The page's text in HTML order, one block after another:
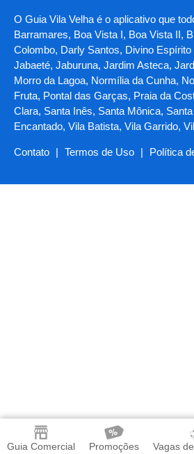
Guia Comercial Promoções Vagas
O Guia Vila Velha é o aplicativo que
Barramares, Boa Vista I, Boa Vista II,
Colombo, Darly Santos, Divino
Jabaeté, Jaburuna, Jardim Asteca,
Morro da Lagoa, Normília da Cunha,
Fruta, Pontal das Garças, Praia da
Clara, Santa Inês, Santa Mônica,
Encantado, Vila Batista, Vila Garrido,
Contato | Termos de Uso | Política